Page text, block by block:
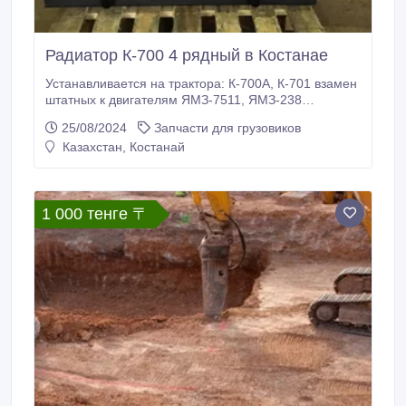
Радиатор К-700 4 рядный в Костанае
Устанавливается на трактора: К-700А, К-701 взамен
штатных к двигателям ЯМЗ-7511, ЯМЗ-238
3Исполнение: медно-латунная Рядность: 4-х
рядная КАЧЕСТВЕННЫЕ РАДИАТОРЫ НАПРЯМУЮ
Действует гибкая система скидок.
25/08/2024
Запчасти для грузовиков
Казахстан, Костанай
1 000 тенге 〒